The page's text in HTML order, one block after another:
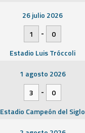
26 julio 2026
1
-
0
Estadio Luis Tróccoli
1 agosto 2026
3
-
0
Estadio Campeón del Siglo